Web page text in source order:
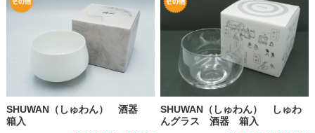
SHUWAN（しゅわん） 酒器
箱入
SHUWAN（しゅわん） しゅわ
んグラス 酒器 箱入